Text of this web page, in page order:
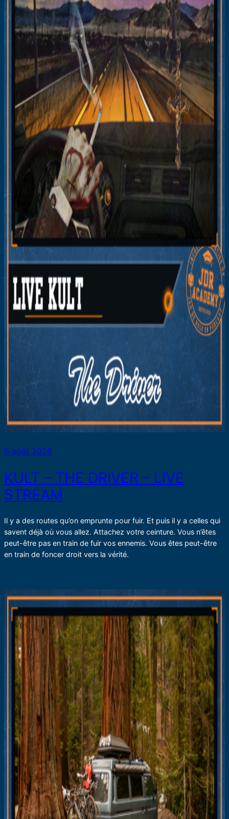
5 août 2026
KULT – THE DRIVER – LIVE
STREAM
Il y a des routes qu’on emprunte pour fuir. Et puis il y a celles qui
savent déjà où vous allez. Attachez votre ceinture. Vous n’êtes
peut-être pas en train de fuir vos ennemis. Vous êtes peut-être
en train de foncer droit vers la vérité.